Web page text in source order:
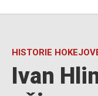
HISTORIE
Ivan